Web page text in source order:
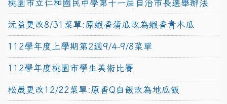
桃園市立仁和國民中學第十一屆自治市長選舉辦法
沅益更改8/31菜單:原蝦香蒲瓜改為蝦香青木瓜
112學年度上學期第2週9/4-9/8菜單
112學年度桃園市學生美術比賽
松晟更改12/22菜單:原香Q白飯改為地瓜飯